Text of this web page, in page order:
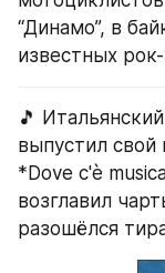
“Динамо”, в
известных
🎵
выпустил
*Dove c'è
возглавил
разошёлся